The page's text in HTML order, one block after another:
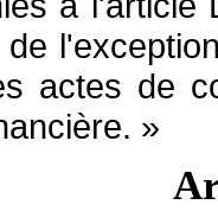
actes de
»